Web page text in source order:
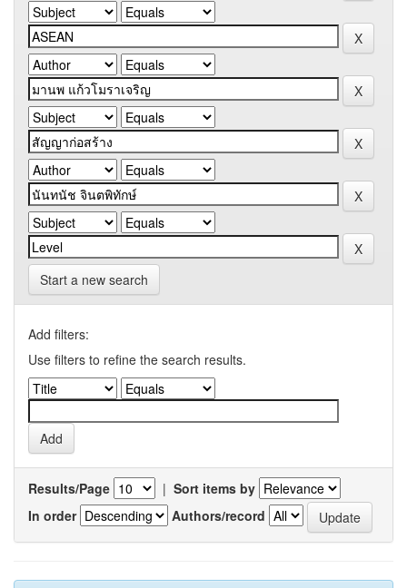
Start a new search
Add filters:
Use filters to refine the search results.
Results/Page | Sort items by
In order
Authors/record